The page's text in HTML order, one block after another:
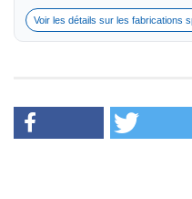
Voir les détails sur les fabrications